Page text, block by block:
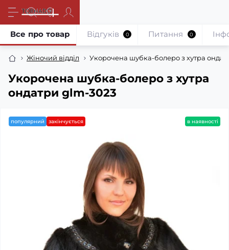
Жіночий відділ Укорочена шубка-болеро з хутра
Укорочена шубка-болеро з хутра
ондатри glm-3023
Все про товар Відгуків 0 Питання 0
популярний закінчується в наявності